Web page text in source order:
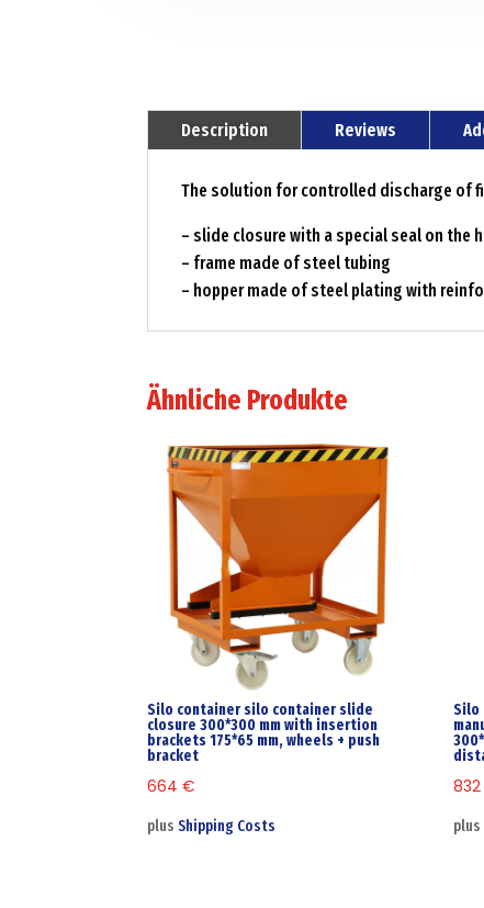
Description Reviews
The solution for controlled discharge of
– slide closure with a special seal on the
– frame made of steel tubing
– hopper made of steel plating with
Ähnliche Produkte
Silo container silo container slide
closure 300*300 mm with insertion
brackets 175*65 mm, wheels + push
bracket
664€
plusShipping Costs
Silo
plus